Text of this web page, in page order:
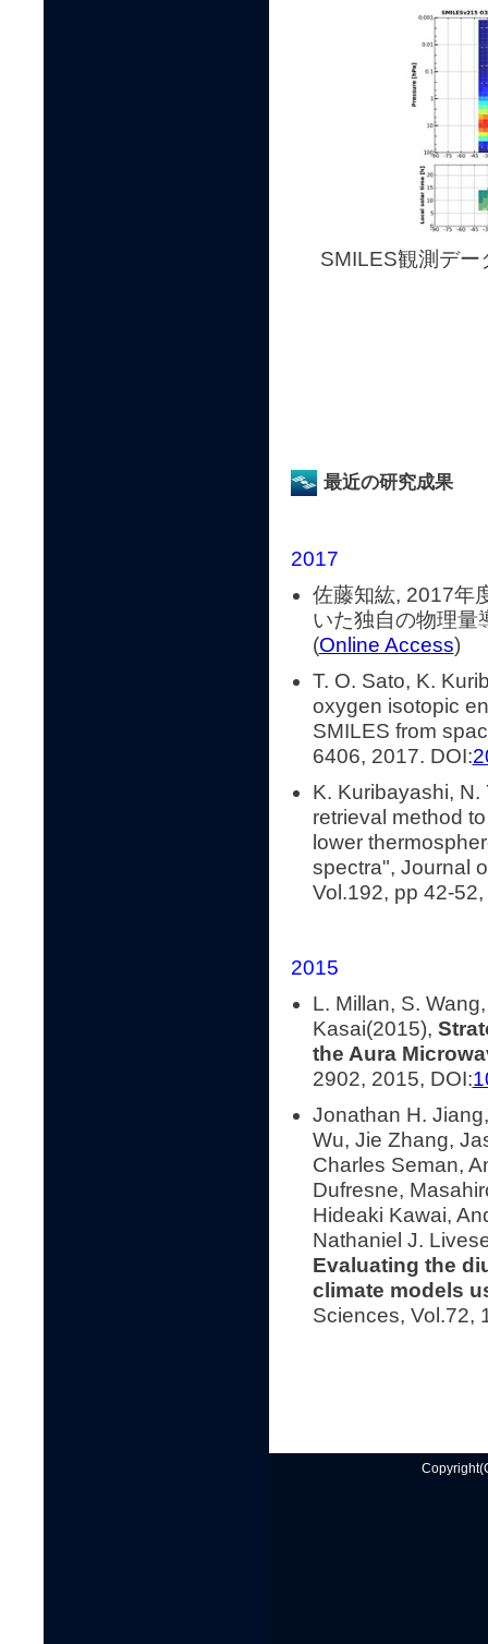
SMILES観測デー
最近の研究成果
2017
佐藤知紘, 2017年
いた独自の物理量
(Online Access)
T. O. Sato, K.
oxygen isotopic
SMILES from
6406, 2017. DOI:
K. Kuribayashi,
retrieval method
lower
spectra", Journal
Vol.192, pp 42-
2015
L. Millan, S.
Kasai(2015),
the Aura
2902, 2015, DOI:
Jonathan H.
Wu, Jie Zhang,
Charles Seman,
Dufresne,
Hideaki Kawai,
Nathaniel J.
Evaluating the
climate models
Sciences, Vol.72,